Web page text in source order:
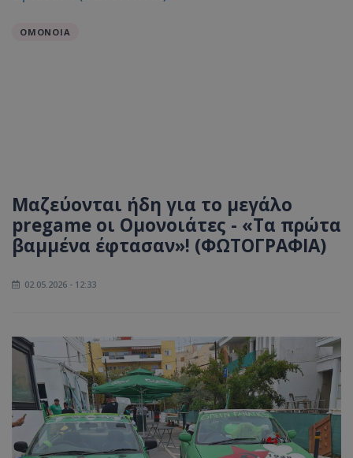
ΟΜΟΝΟΙΑ
Μαζεύονται ήδη για το μεγάλο
pregame οι Ομονοιάτες - «Τα πρώτα
βαμμένα έφτασαν»! (ΦΩΤΟΓΡΑΦΙΑ)
02.05.2026 - 12:33